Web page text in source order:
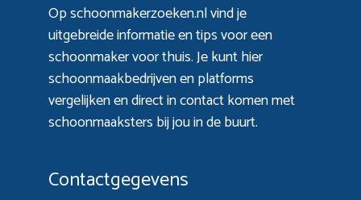
Op schoonmakerzoeken.nl vind je
uitgebreide informatie en tips voor een
schoonmaker voor thuis. Je kunt hier
schoonmaakbedrijven en platforms
vergelijken en direct in contact komen met
schoonmaaksters bij jou in de buurt.
Contactgegevens